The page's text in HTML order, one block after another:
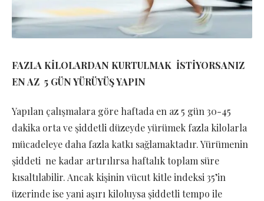
FAZLA KİLOLARDAN KURTULMAK İSTİYORSANIZ
EN AZ 5 GÜN YÜRÜYÜŞ YAPIN
Yapılan çalışmalara göre haftada en az 5 gün 30-45
dakika orta ve şiddetli düzeyde yürümek fazla kilolarla
mücadeleye daha fazla katkı sağlamaktadır. Yürümenin
şiddeti ne kadar artırılırsa haftalık toplam süre
kısaltılabilir. Ancak kişinin vücut kitle indeksi 35’in
üzerinde ise yani aşırı kiloluysa şiddetli tempo ile